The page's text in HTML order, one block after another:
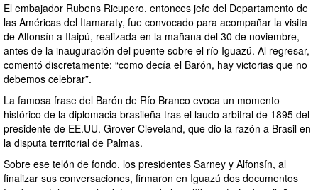
El embajador Rubens Ricupero, entonces jefe del Departamento de
las Américas del Itamaraty, fue convocado para acompañar la visita
de Alfonsín a Itaipú, realizada en la mañana del 30 de noviembre,
antes de la inauguración del puente sobre el río Iguazú. Al regresar,
comentó discretamente: “como decía el Barón, hay victorias que no
debemos celebrar”.
La famosa frase del Barón de Río Branco evoca un momento
histórico de la diplomacia brasileña tras el laudo arbitral de 1895 del
presidente de EE.UU. Grover Cleveland, que dio la razón a Brasil en
la disputa territorial de Palmas.
Sobre ese telón de fondo, los presidentes Sarney y Alfonsín, al
finalizar sus conversaciones, firmaron en Iguazú dos documentos